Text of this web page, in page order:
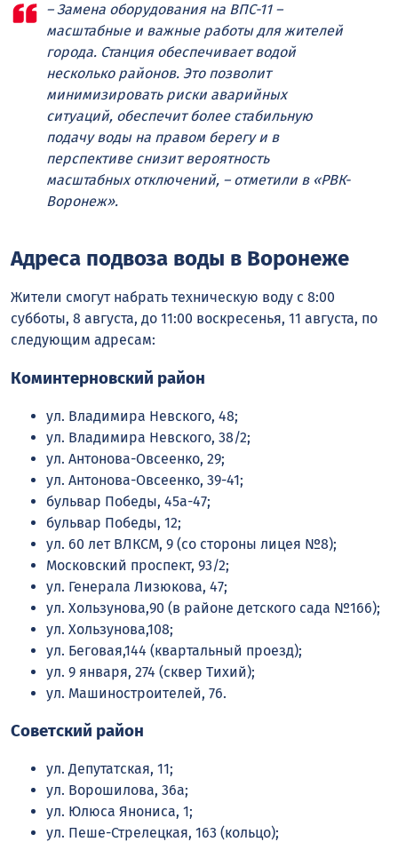
– Замена оборудования на ВПС-11 –
масштабные и важные работы для жителей
города. Станция обеспечивает водой
несколько районов. Это позволит
минимизировать риски аварийных
ситуаций, обеспечит более стабильную
подачу воды на правом берегу и в
перспективе снизит вероятность
масштабных отключений, – отметили в «РВК-
Воронеж».
Адреса подвоза воды в Воронеже
Жители смогут набрать техническую воду с 8:00
субботы, 8 августа, до 11:00 воскресенья, 11 августа, по
следующим адресам:
Коминтерновский район
ул. Владимира Невского, 48;
ул. Владимира Невского, 38/2;
ул. Антонова-Овсеенко, 29;
ул. Антонова-Овсеенко, 39-41;
бульвар Победы, 45а-47;
бульвар Победы, 12;
ул. 60 лет ВЛКСМ, 9 (со стороны лицея №8);
Московский проспект, 93/2;
ул. Генерала Лизюкова, 47;
ул. Хользунова,90 (в районе детского сада №166);
ул. Хользунова,108;
ул. Беговая,144 (квартальный проезд);
ул. 9 января, 274 (сквер Тихий);
ул. Машиностроителей, 76.
Советский район
ул. Депутатская, 11;
ул. Ворошилова, 36а;
ул. Юлюса Янониса, 1;
ул. Пеше-Стрелецкая, 163 (кольцо);